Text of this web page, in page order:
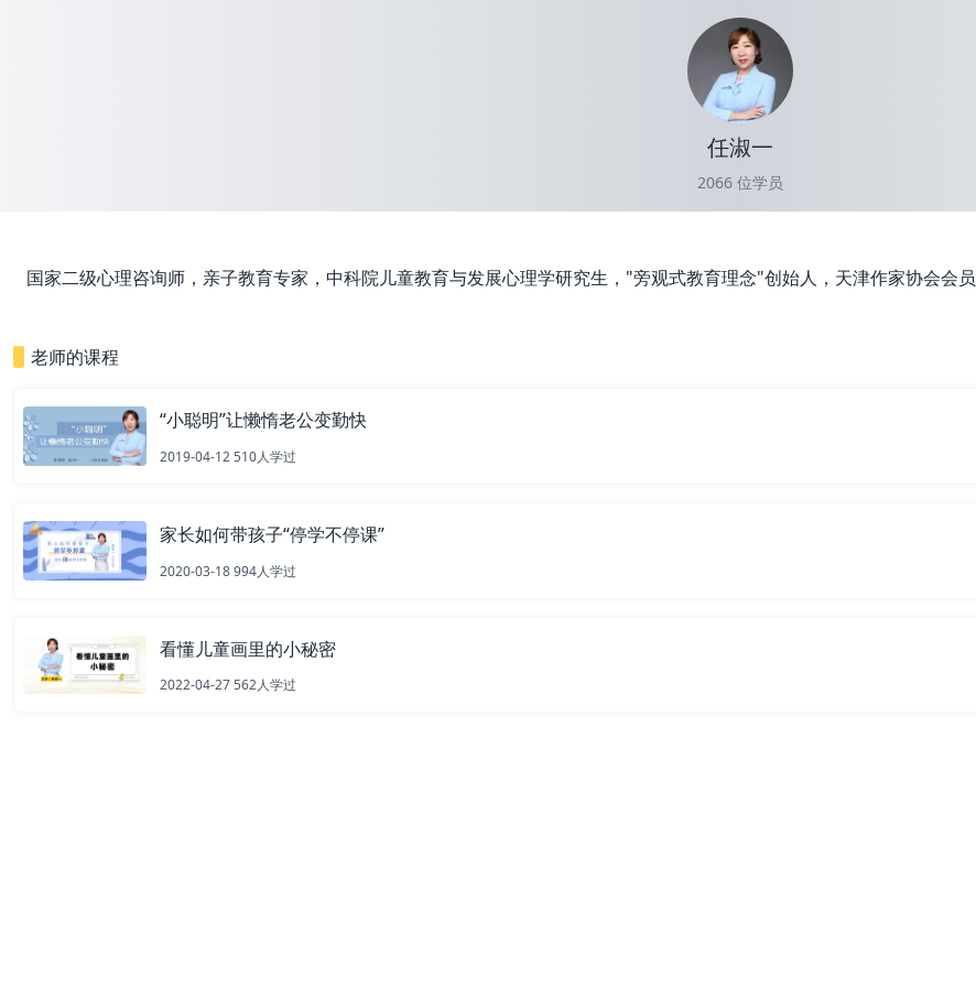
任淑一
2066 位学员
国家二级心理咨询师，亲子教育专家，中科院儿童教育与发展心理学研究生，"旁观式教育理念"创始人，天津作家协会会员
老师的课程
“小聪明”让懒惰老公变勤快
2019-04-12510人学过
家长如何带孩子“停学不停课”
2020-03-18994人学过
看懂儿童画里的小秘密
2022-04-27562人学过